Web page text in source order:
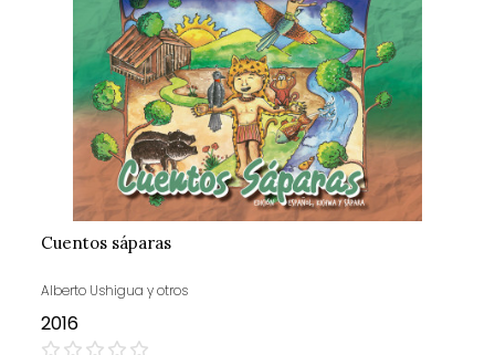
Cuentos sáparas
Alberto Ushigua y otros
2016